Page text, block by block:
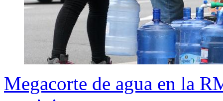
Megacorte de agua en la